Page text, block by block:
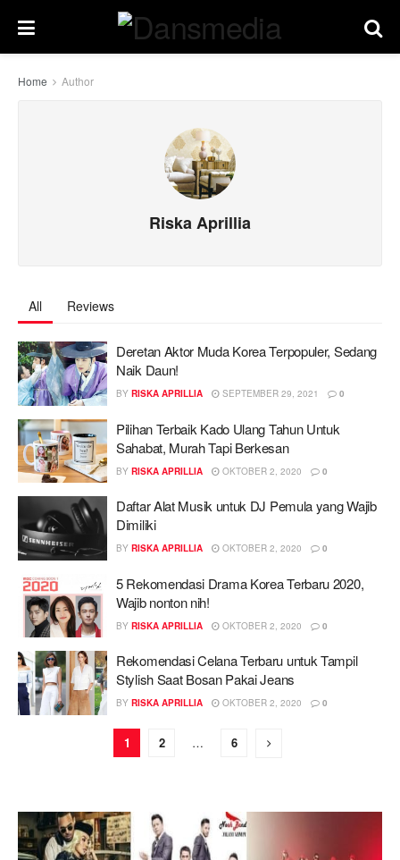
Home Author
Riska Aprillia
All Reviews
Deretan Aktor Muda Korea Terpopuler, Sedang
Naik Daun!
BY RISKA APRILLIA SEPTEMBER 29, 2021 0
Pilihan Terbaik Kado Ulang Tahun Untuk
Sahabat, Murah Tapi Berkesan
BY RISKA APRILLIA OKTOBER 2, 2020 0
Daftar Alat Musik untuk DJ Pemula yang Wajib
Dimiliki
BY RISKA APRILLIA OKTOBER 2, 2020 0
5 Rekomendasi Drama Korea Terbaru 2020,
Wajib nonton nih!
BY RISKA APRILLIA OKTOBER 2, 2020 0
Rekomendasi Celana Terbaru untuk Tampil
Stylish Saat Bosan Pakai Jeans
BY RISKA APRILLIA OKTOBER 2, 2020 0
1 2 … 6